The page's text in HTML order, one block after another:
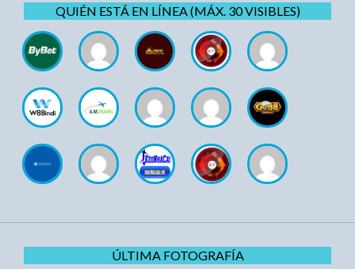
QUIÉN ESTÁ EN LÍNEA (MÁX. 30 VISIBLES)
ÚLTIMA FOTOGRAFÍA